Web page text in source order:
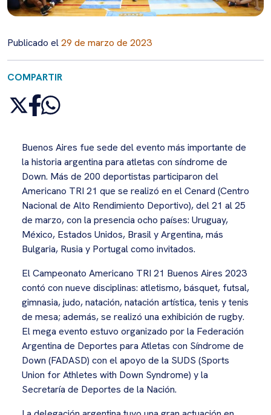
Publicado el29 de marzo de 2023
COMPARTIR
Buenos Aires fue sede del evento más importante de
la historia argentina para atletas con síndrome de
Down. Más de 200 deportistas participaron del
Americano TRI 21 que se realizó en el Cenard (Centro
Nacional de Alto Rendimiento Deportivo), del 21 al 25
de marzo, con la presencia ocho países: Uruguay,
México, Estados Unidos, Brasil y Argentina, más
Bulgaria, Rusia y Portugal como invitados.
El Campeonato Americano TRI 21 Buenos Aires 2023
contó con nueve disciplinas: atletismo, básquet, futsal,
gimnasia, judo, natación, natación artística, tenis y tenis
de mesa; además, se realizó una exhibición de rugby.
El mega evento estuvo organizado por la Federación
Argentina de Deportes para Atletas con Síndrome de
Down (FADASD) con el apoyo de la SUDS (Sports
Union for Athletes with Down Syndrome) y la
Secretaría de Deportes de la Nación.